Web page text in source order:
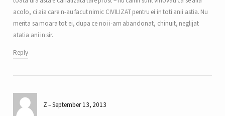
acolo, ci aia care n-au facut nimic CIVILIZAT pentru ei in toti anii astia. Nu
merita sa moara tot ei, dupa ce noi i-am abandonat, chinuit, neglijat
atatia ani in sir.
Reply
Z September 13, 2013